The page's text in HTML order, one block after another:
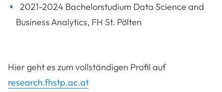
2021-2024 Bachelorstudium Data Science and
Business Analytics, FH St. Pölten
Hier geht es zum vollständigen Profil auf
research.fhstp.ac.at